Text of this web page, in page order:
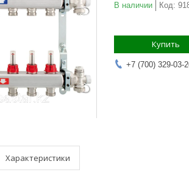
В наличии Код:
Купить
+7 (700) 329-03-
Характеристики